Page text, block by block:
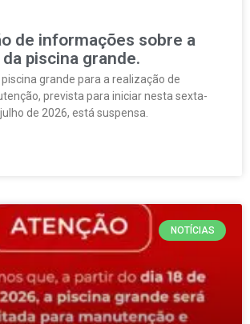
de informações sobre a
piscina grande.
grande para a realização de
prevista para iniciar nesta sexta-
de 2026, está suspensa.
NOTÍCIAS